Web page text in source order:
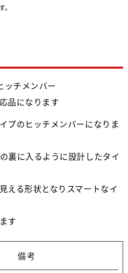
ッチメンバー
品になります
プのヒッチメンバーになりま
裏に入るように設計したタイ
える形状となりスマートなイ
す
備考